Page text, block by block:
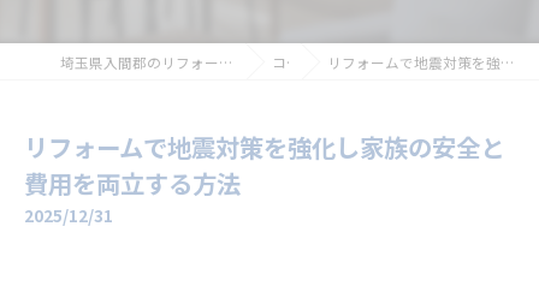
埼玉県入間郡のリフォームなら一般社団法人真面目リホーム コラム リフォームで地震対策を強化し家族の安全と費用を両立する方法
リフォームで地震対策を強化し家族の安全と
費用を両立する方法
2025/12/31